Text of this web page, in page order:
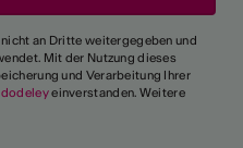
an Dritte weitergegeben und
Mit der Nutzung dieses
und Verarbeitung Ihrer
dodeleyeinverstanden. Weitere